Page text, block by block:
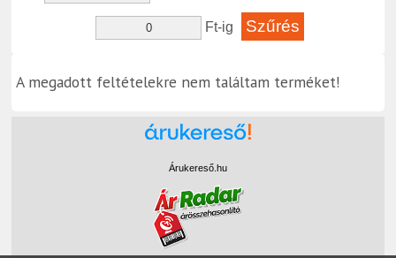
Ft-ig
A megadott feltételekre nem találtam terméket!
Árukereső.hu